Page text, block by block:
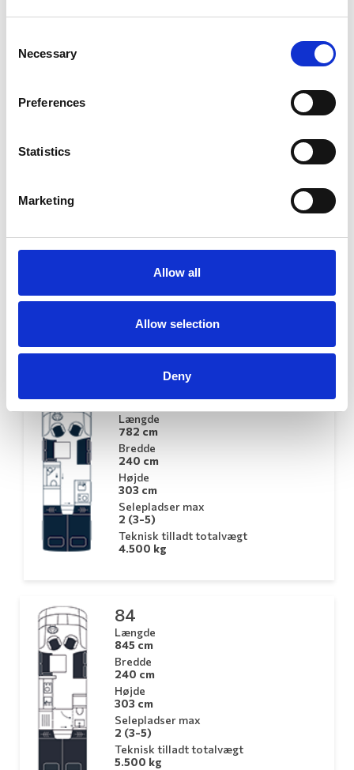
Selection
Necessary
Preferences
Statistics
Marketing
Allow all
Allow selection
Deny
Producentens hjemmeside
Arto - Modeloversigt
78
Længde
782 cm
Bredde
240 cm
Højde
303 cm
Selepladser max
2 (3-5)
Teknisk tilladt totalvægt
4.500 kg
84
Længde
845 cm
Bredde
240 cm
Højde
303 cm
Selepladser max
2 (3-5)
Teknisk tilladt totalvægt
5.500 kg